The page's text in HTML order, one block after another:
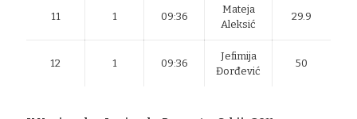
11 1 09:36
Mateja
Aleksić
29.9
12 1 09:36
Jefimija
Đorđević
50